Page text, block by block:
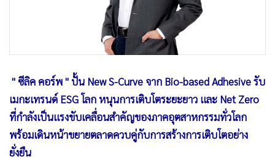
" ซีลิค คอร์พ " ปั้น New S-Curve จาก Bio-based Adhesive รับ
เมกะเทรนด์ ESG โลก หนุนการเติบโตระยะยาว และ Net Zero
ที่กำลังเป็นแรงขับเคลื่อนสำคัญของภาคอุตสาหกรรมทั่วโลก
พร้อมเดินหน้าขยายตลาดควบคู่กับการสร้างการเติบโตอย่าง
ยั่งยืน